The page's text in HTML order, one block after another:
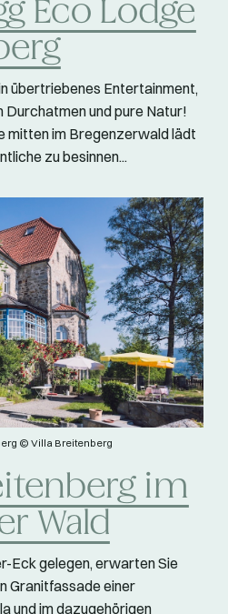
Eco Lodge
übertriebenes Entertainment,
Durchatmen und pure Natur!
mitten im Bregenzerwald lädt
zu besinnen...
© Villa Breitenberg
im
Wald
Eck gelegen, erwarten Sie
Granitfassade einer
und im dazugehörigen